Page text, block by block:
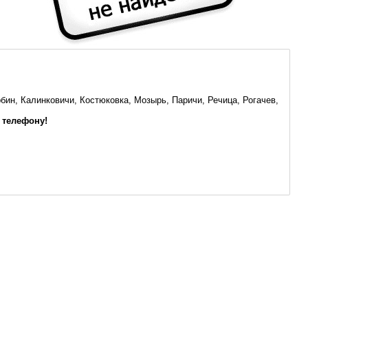
Калинковичи, Костюковка, Мозырь, Паричи, Речица, Рогачев,
телефону!